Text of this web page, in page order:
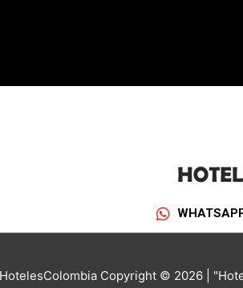
Copyright © 2026 |